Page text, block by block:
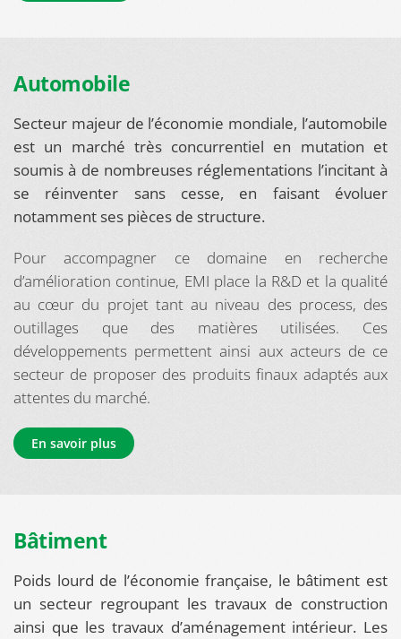
Automobile
Secteur majeur de l’économie mondiale, l’automobile
est un marché très concurrentiel en mutation et
soumis à de nombreuses réglementations l’incitant à
se réinventer sans cesse, en faisant évoluer
notamment ses pièces de structure.
Pour accompagner ce domaine en recherche
d’amélioration continue, EMI place la R&D et la qualité
au cœur du projet tant au niveau des process, des
outillages que des matières utilisées. Ces
développements permettent ainsi aux acteurs de ce
secteur de proposer des produits finaux adaptés aux
attentes du marché.
En savoir plus
Bâtiment
Poids lourd de l’économie française, le bâtiment est
un secteur regroupant les travaux de construction
ainsi que les travaux d’aménagement intérieur. Les